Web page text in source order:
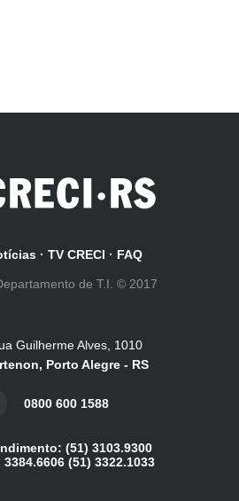
· TV CRECI · FAQ
de T.I. © 2017
Guilherme Alves, 1010
Porto Alegre - RS
0800 600 1588
(51) 3103.9300
3384.6606 (51) 3322.1033